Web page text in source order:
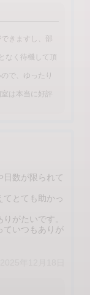
きますし、部
なく待機して頂
で、ゆったり
は本当に好評
日数が限られて
てとても助かっ
がたいです。
ていつもありが